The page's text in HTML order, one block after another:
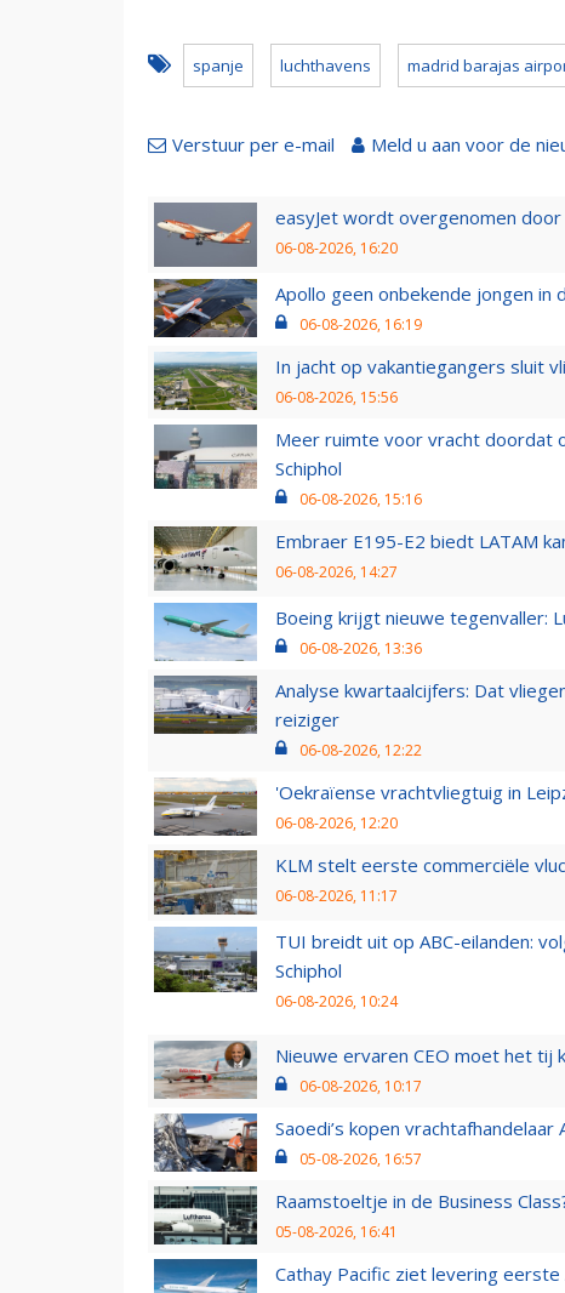
spanje luchthavens madrid barajas
Verstuur per e-mail Meld u aan voor de
easyJet wordt overgenomen door
06-08-2026, 16:20
Apollo geen onbekende jongen in
06-08-2026, 16:19
In jacht op vakantiegangers sluit
06-08-2026, 15:56
Meer ruimte voor vracht doordat
Schiphol
06-08-2026, 15:16
Embraer E195-E2 biedt LATAM
06-08-2026, 14:27
Boeing krijgt nieuwe tegenvaller:
06-08-2026, 13:36
Analyse kwartaalcijfers: Dat
reiziger
06-08-2026, 12:22
'Oekraïense vrachtvliegtuig in
06-08-2026, 12:20
KLM stelt eerste commerciële
06-08-2026, 11:17
TUI breidt uit op ABC-eilanden:
Schiphol
06-08-2026, 10:24
Nieuwe ervaren CEO moet het tij
06-08-2026, 10:17
Saoedi’s kopen
05-08-2026, 16:57
Raamstoeltje in de Business
05-08-2026, 16:41
Cathay Pacific ziet levering